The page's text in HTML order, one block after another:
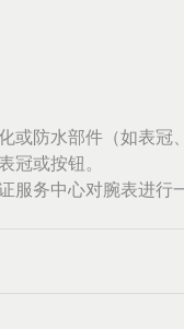
或防水部件（如表
冠或按钮。
服务中心对腕表进行